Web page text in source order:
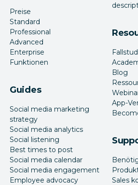
Preise
Standard
Professional
Advanced
Enterprise
Funktionen
Guides
Social media marketing
strategy
Social media analytics
Social listening
Best times to post
Social media calendar
Social media engagement
Employee advocacy
Blog
App-
Sales